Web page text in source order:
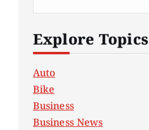
Explore Topics
Auto
Bike
Business
Business News